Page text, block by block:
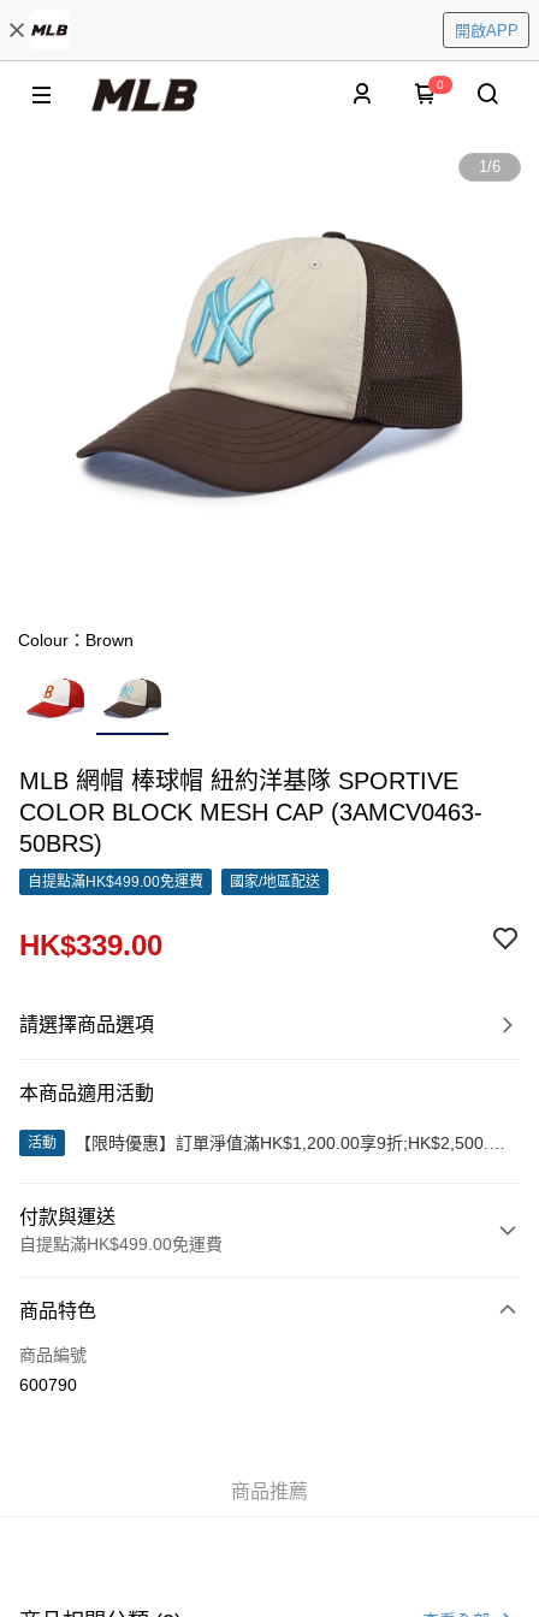
開啟APP
0
1/6
Colour：Brown
MLB 網帽 棒球帽 紐約洋基隊 SPORTIVE
COLOR BLOCK MESH CAP (3AMCV0463-
50BRS)
自提點滿HK$499.00免運費 國家/地區配送
HK$339.00
請選擇商品選項
本商品適用活動
活動
【限時優惠】訂單淨值滿HK$1,200.00享9折;HK$2,500.00
付款與運送
自提點滿HK$499.00免運費
信用卡
Apple Pay
商品特色
商品編號
600790
商品推薦